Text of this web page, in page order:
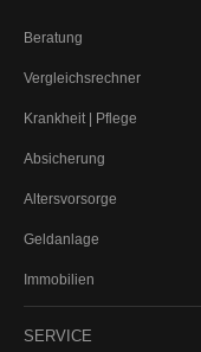
PKW (private Nutzung)
Motorrad
Anhänger
Tiere
Hundehalterhaftpflicht
Reiseversicherung
Beratung
Vergleichsrechner
Krankheit | Pflege
Absicherung
Altersvorsorge
Geldanlage
Immobilien
SERVICE